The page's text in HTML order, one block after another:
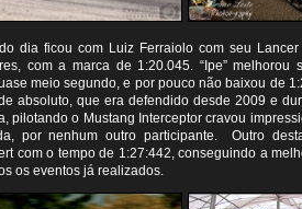
dia ficou com Luiz Ferraiolo com seu
com a marca de 1:20.045. “Ipe” melhorou
meio segundo, e por pouco não baixou de
absoluto, que era defendido desde 2009 e
pilotando o Mustang Interceptor cravou
por nenhum outro participante. Outro
com o tempo de 1:27:442, conseguindo a
os eventos já realizados.